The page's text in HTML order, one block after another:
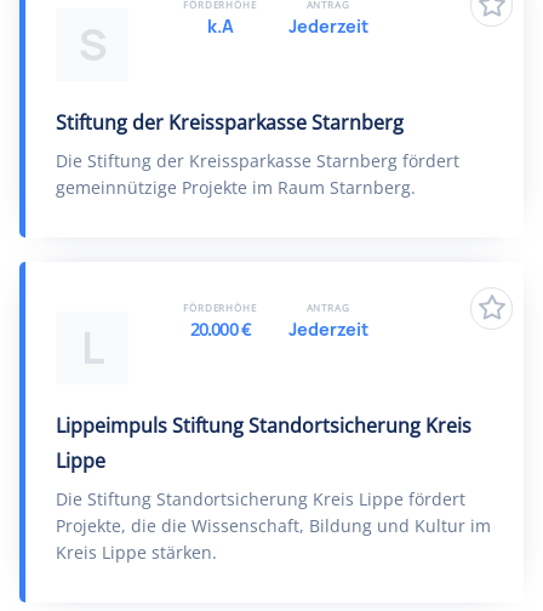
S
Stiftung der Kreissparkasse Starnberg
Die Stiftung der Kreissparkasse Starnberg fördert
gemeinnützige Projekte im Raum Starnberg.
FÖRDERHÖHE
k.A
ANTRAG
Jederzeit
L
Lippeimpuls Stiftung Standortsicherung Kreis
Lippe
Die Stiftung Standortsicherung Kreis Lippe fördert
Projekte, die die Wissenschaft, Bildung und Kultur im
Kreis Lippe stärken.
FÖRDERHÖHE
20.000 €
ANTRAG
Jederzeit